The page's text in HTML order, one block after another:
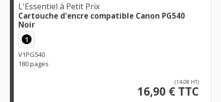
L'Essentiel à Petit Prix
Cartouche d'encre compatible Canon PG540
Noir
1
V1PG540
180 pages
(14,08 HT)
16,90 € TTC